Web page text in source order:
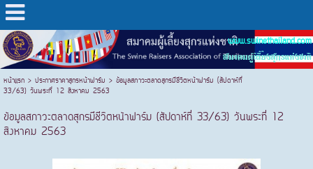
www.swinethailand.com
สมาคมผู้เลี้ยงสุกรแห่งชาติ
หน้าแรก > ประกาศราคาสุกรหน้าฟาร์ม > ข้อมูลสภาวะตลาดสุกรมีชีวิตหน้าฟาร์ม (สัปดาห์ที่
33/63) วันพระที่ 12 สิงหาคม 2563
ข้อมูลสภาวะตลาดสุกรมีชีวิตหน้าฟาร์ม (สัปดาห์ที่ 33/63) วันพระที่ 12
สิงหาคม 2563